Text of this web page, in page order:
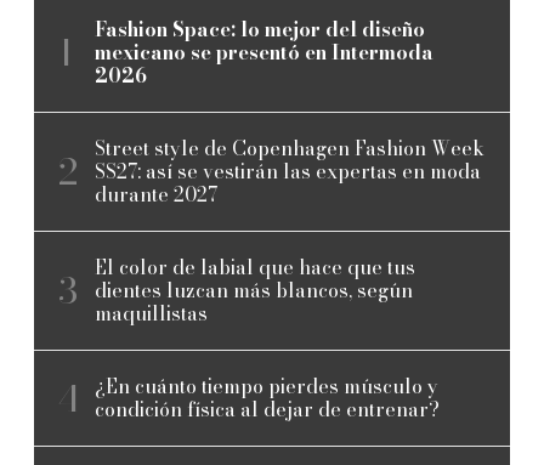
Fashion Space: lo mejor del diseño
mexicano se presentó en Intermoda
2026
Street style de Copenhagen Fashion Week
SS27: así se vestirán las expertas en moda
durante 2027
El color de labial que hace que tus
dientes luzcan más blancos, según
maquillistas
¿En cuánto tiempo pierdes músculo y
condición física al dejar de entrenar?